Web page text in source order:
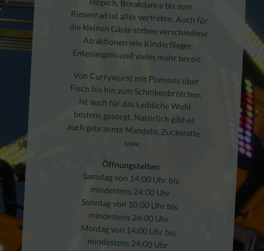
Entenangeln und vieles mehr bereit.
Von Currywurst mit Pommes über
Fisch bis hin zum Schinkenbrötchen
ist auch für das Leibliche Wohl
bestens gesorgt. Natürlich gibt es
auch gebrannte Mandeln, Zuckwatte
usw.
Öffnungszeiten:
Samstag von 14:00 Uhr bis
mindestens 24:00 Uhr
Sonntag von 10:00 Uhr bis
mindestens 24:00 Uhr
Montag von 14:00 Uhr bis
mindestens 24:00 Uhr